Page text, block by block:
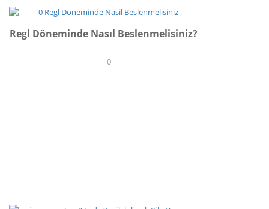
BESLENME
Regl Döneminde Nasıl Beslenmelisiniz?
0